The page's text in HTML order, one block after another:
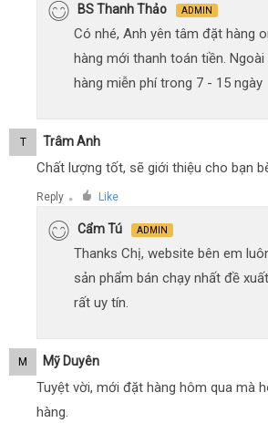
BS Thanh Thảo ADMIN
Có nhé, Anh yên tâm đặt hàng
hàng mới thanh toán tiền.
hàng miễn phí trong 7 - 15 ngày
T Trâm Anh
Chất lượng tốt, sẽ giới thiệu cho bạn
Reply ● Like
Cẩm Tú ADMIN
Thanks Chị, website bên em
sản phẩm bán chạy nhất đề
rất uy tín.
M Mỹ Duyên
Tuyệt vời, mới đặt hàng hôm qua mà
hàng.